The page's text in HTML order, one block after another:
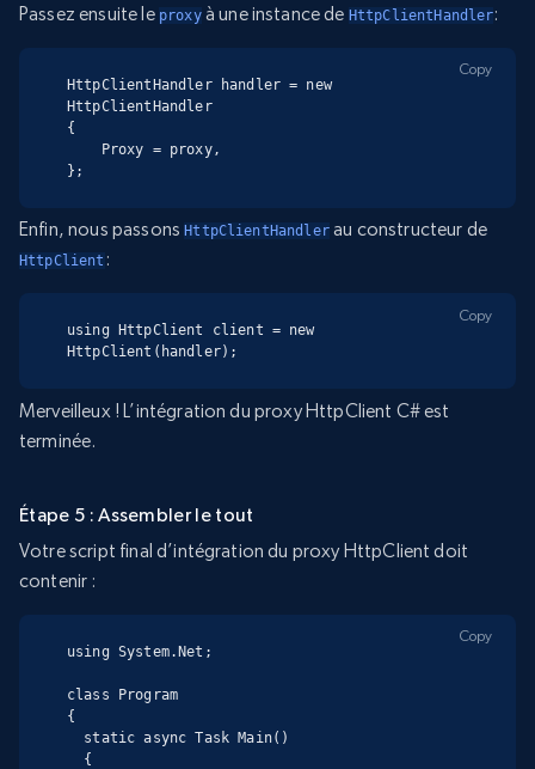
Passez ensuite le proxyà une instance de HttpClientHandler:
HttpClientHandler handler = new
HttpClientHandler
{
};
Copy
Enfin, nous passonsHttpClientHandlerau constructeur de
HttpClient :
using HttpClient client = new
HttpClient(handler);
Copy
Merveilleux ! L’intégration du proxy HttpClient C# est
terminée.
Étape 5 : Assembler le tout
Votre script final d’intégration du proxy HttpClient doit
contenir :
using System.Net;
class Program
{
Copy